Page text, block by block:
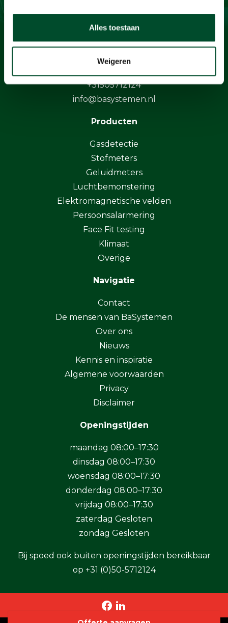
Alles toestaan
Weigeren
Contact
Protonstraat 13G
9743 AL Groningen
+31505712124
info@basystemen.nl
Producten
Gasdetectie
Stofmeters
Geluidmeters
Luchtbemonstering
Elektromagnetische velden
Persoonsalarmering
Face Fit testing
Klimaat
Overige
Navigatie
Contact
De mensen van BaSystemen
Over ons
Nieuws
Kennis en inspiratie
Algemene voorwaarden
Privacy
Disclaimer
Openingstijden
maandag 08:00–17:30
dinsdag 08:00–17:30
woensdag 08:00–17:30
donderdag 08:00–17:30
vrijdag 08:00–17:30
zaterdag Gesloten
zondag Gesloten
Bij spoed ook buiten openingstijden bereikbaar
op +31 (0)50-5712124